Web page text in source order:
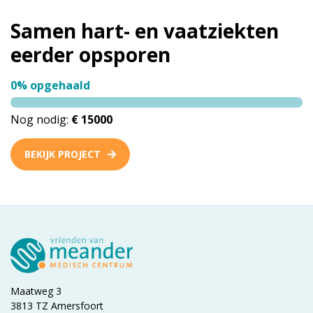
Samen hart- en vaatziekten
eerder opsporen
0% opgehaald
Nog nodig: € 15000
BEKIJK PROJECT
Maatweg 3
3813 TZ Amersfoort